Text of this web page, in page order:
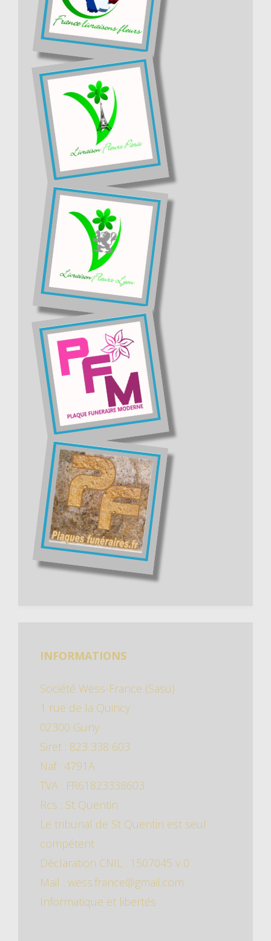
INFORMATIONS
Société Wess-France (Sasu)
1 rue de la Quincy
02300 Guny
Siret : 823 338 603
Naf : 4791A
TVA : FR61823338603
Rcs : St Quentin
Le tribunal de St Quentin est seul
compétent
Déclaration CNIL : 1507045 v 0
Mail : wess.france@gmail.com
Informatique et libertés